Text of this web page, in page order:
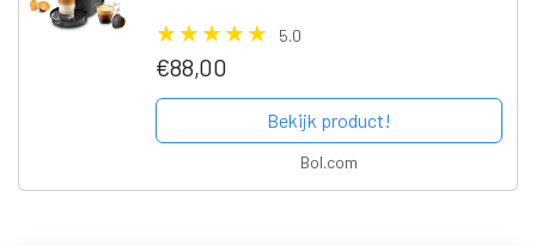
5.0
€88,00
Bekijk product!
Bol.com